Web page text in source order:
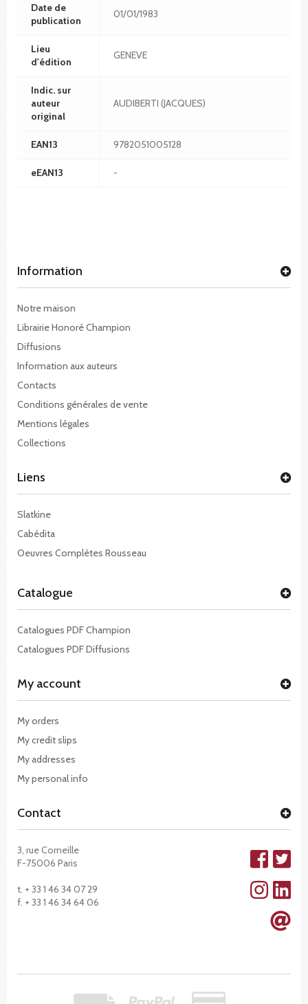
Date de
publication
01/01/1983
Lieu
d'édition
GENEVE
Indic. sur
auteur
original
AUDIBERTI (JACQUES)
EAN13 9782051005128
eEAN13 -
Information
Notre maison
Librairie Honoré Champion
Diffusions
Information aux auteurs
Contacts
Conditions générales de vente
Mentions légales
Collections
Liens
Slatkine
Cabédita
Oeuvres Complètes Rousseau
Catalogue
Catalogues PDF Champion
Catalogues PDF Diffusions
My account
My orders
My credit slips
My addresses
My personal info
Contact
3, rue Corneille
F-75006 Paris
t. + 33 1 46 34 07 29
f. + 33 1 46 34 64 06